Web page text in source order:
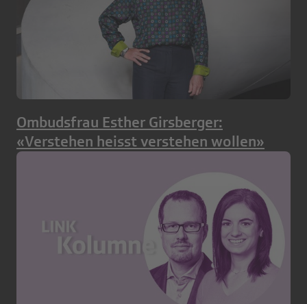
Ombudsfrau Esther Girsberger:
«Verstehen heisst verstehen wollen»